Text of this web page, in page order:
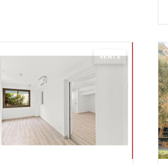
VENTE